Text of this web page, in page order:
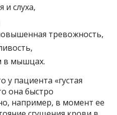
и слуха,
тревожность,
в мышцах.
у пациента «густая
она быстро
например, в момент ее